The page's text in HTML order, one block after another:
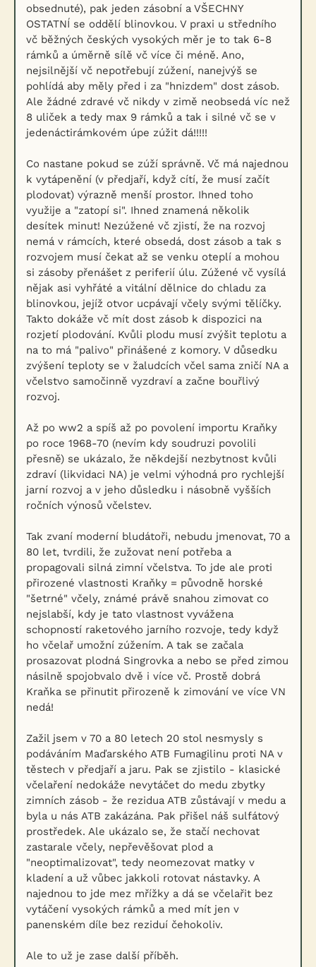
obsednuté), pak jeden zásobní a VŠECHNY
OSTATNÍ se oddělí blinovkou. V praxi u středního
vč běžných českých vysokých měr je to tak 6-8
rámků a úměrně sílě vč více či méně. Ano,
nejsilnější vč nepotřebují zúžení, nanejvýš se
pohlídá aby měly před i za "hnizdem" dost zásob.
Ale žádné zdravé vč nikdy v zimě neobsedá víc než
8 uliček a tedy max 9 rámků a tak i silné vč se v
jedenáctirámkovém úpe zúžit dá!!!!!
Co nastane pokud se zúží správně. Vč má najednou
k vytápenění (v předjaří, když cítí, že musí začít
plodovat) výrazně menší prostor. Ihned toho
využije a "zatopí si". Ihned znamená několik
desítek minut! Nezúžené vč zjistí, že na rozvoj
nemá v rámcích, které obsedá, dost zásob a tak s
rozvojem musí čekat až se venku oteplí a mohou
si zásoby přenášet z periferií úlu. Zúžené vč vysílá
nějak asi vyhřáté a vitální dělnice do chladu za
blinovkou, jejíž otvor ucpávají včely svými tělíčky.
Takto dokáže vč mít dost zásob k dispozici na
rozjetí plodování. Kvůli plodu musí zvýšit teplotu a
na to má "palivo" přinášené z komory. V důsedku
zvýšení teploty se v žaludcích včel sama zničí NA a
včelstvo samočinně vyzdraví a začne bouřlivý
rozvoj.
Až po ww2 a spíš až po povolení importu Kraňky
po roce 1968-70 (nevím kdy soudruzi povolili
přesně) se ukázalo, že někdejší nezbytnost kvůli
zdraví (likvidaci NA) je velmi výhodná pro rychlejší
jarní rozvoj a v jeho důsledku i násobně vyšších
ročních výnosů včelstev.
Tak zvaní moderní bludátoři, nebudu jmenovat, 70 a
80 let, tvrdili, že zužovat není potřeba a
propagovali silná zimní včelstva. To jde ale proti
přirozené vlastnosti Kraňky = původně horské
"šetrné" včely, známé právě snahou zimovat co
nejslabší, kdy je tato vlastnost vyvážena
schopností raketového jarního rozvoje, tedy když
ho včelař umožní zúžením. A tak se začala
prosazovat plodná Singrovka a nebo se před zimou
násilně spojobvalo dvě i více vč. Prostě dobrá
Kraňka se přinutit přirozeně k zimování ve více VN
nedá!
Zažil jsem v 70 a 80 letech 20 stol nesmysly s
podáváním Maďarského ATB Fumagilinu proti NA v
těstech v předjaří a jaru. Pak se zjistilo - klasické
včelaření nedokáže nevytáčet do medu zbytky
zimních zásob - že rezidua ATB zůstávají v medu a
byla u nás ATB zakázána. Pak přišel náš sulfátový
prostředek. Ale ukázalo se, že stačí nechovat
zastarale včely, nepřevěšovat plod a
"neoptimalizovat", tedy neomezovat matky v
kladení a už vůbec jakkoli rotovat nástavky. A
najednou to jde mez mřížky a dá se včelařit bez
vytáčení vysokých rámků a med mít jen v
panenském díle bez reziduí čehokoliv.
Ale to už je zase další příběh.